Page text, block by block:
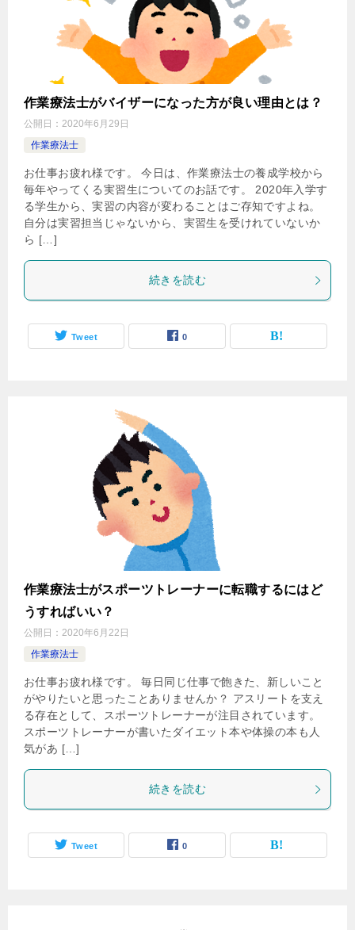
作業療法士がバイザーになった方が良い理由とは？
公開日： 2020年6月29日
作業療法士
お仕事お疲れ様です。 今日は、作業療法士の養成学校から
毎年やってくる実習生についてのお話です。 2020年入学す
る学生から、実習の内容が変わることはご存知ですよね。
自分は実習担当じゃないから、実習生を受けれていないか
ら […]
続きを読む
Tweet 0
作業療法士がスポーツトレーナーに転職するにはど
うすればいい？
公開日： 2020年6月22日
作業療法士
お仕事お疲れ様です。 毎日同じ仕事で飽きた、新しいこと
がやりたいと思ったことありませんか？ アスリートを支え
る存在として、スポーツトレーナーが注目されています。
スポーツトレーナーが書いたダイエット本や体操の本も人
気があ […]
続きを読む
Tweet 0